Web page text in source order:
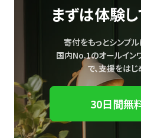
まずは体験し
寄付をもっとシンプル
国内No.1のオールイン
で、支援をはじ
30日間無